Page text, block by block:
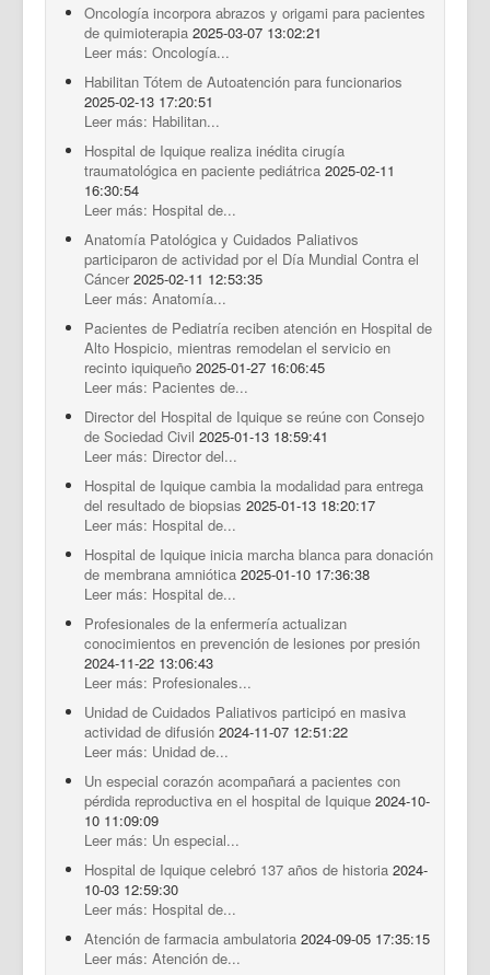
Oncología incorpora abrazos y origami para pacientes
de quimioterapia 2025-03-07 13:02:21
Leer más: Oncología...
Habilitan Tótem de Autoatención para funcionarios
2025-02-13 17:20:51
Leer más: Habilitan...
Hospital de Iquique realiza inédita cirugía
traumatológica en paciente pediátrica 2025-02-11
16:30:54
Leer más: Hospital de...
Anatomía Patológica y Cuidados Paliativos
participaron de actividad por el Día Mundial Contra el
Cáncer 2025-02-11 12:53:35
Leer más: Anatomía...
Pacientes de Pediatría reciben atención en Hospital de
Alto Hospicio, mientras remodelan el servicio en
recinto iquiqueño 2025-01-27 16:06:45
Leer más: Pacientes de...
Director del Hospital de Iquique se reúne con Consejo
de Sociedad Civil 2025-01-13 18:59:41
Leer más: Director del...
Hospital de Iquique cambia la modalidad para entrega
del resultado de biopsias 2025-01-13 18:20:17
Leer más: Hospital de...
Hospital de Iquique inicia marcha blanca para donación
de membrana amniótica 2025-01-10 17:36:38
Leer más: Hospital de...
Profesionales de la enfermería actualizan
conocimientos en prevención de lesiones por presión
2024-11-22 13:06:43
Leer más: Profesionales...
Unidad de Cuidados Paliativos participó en masiva
actividad de difusión 2024-11-07 12:51:22
Leer más: Unidad de...
Un especial corazón acompañará a pacientes con
pérdida reproductiva en el hospital de Iquique 2024-10-
10 11:09:09
Leer más: Un especial...
Hospital de Iquique celebró 137 años de historia 2024-
10-03 12:59:30
Leer más: Hospital de...
Atención de farmacia ambulatoria 2024-09-05 17:35:15
Leer más: Atención de...